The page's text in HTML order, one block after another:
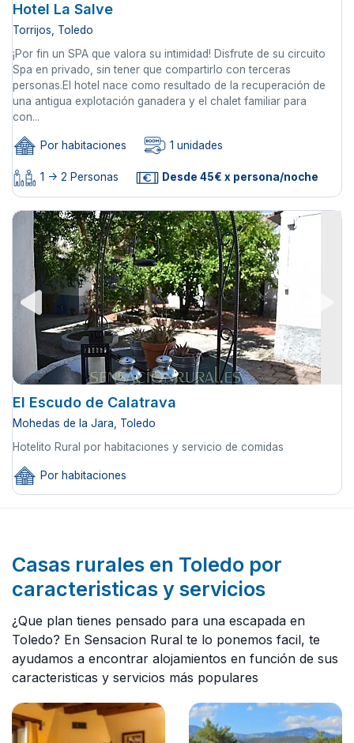
Hotel La Salve
Torrijos, Toledo
¡Por fin un SPA que valora su intimidad! Disfrute de su circuito
Spa en privado, sin tener que compartirlo con terceras
personas.El hotel nace como resultado de la recuperación de
una antigua explotación ganadera y el chalet familiar para
con...
Por habitaciones 1 unidades
1 -> 2 Personas Desde 45€ x persona/noche
El Escudo de Calatrava
Mohedas de la Jara, Toledo
Hotelito Rural por habitaciones y servicio de comidas
Por habitaciones
Casas rurales en Toledo por
caracteristicas y servicios
¿Que plan tienes pensado para una escapada en
Toledo? En Sensacion Rural te lo ponemos facil, te
ayudamos a encontrar alojamientos en función de sus
caracteristicas y servicios más populares